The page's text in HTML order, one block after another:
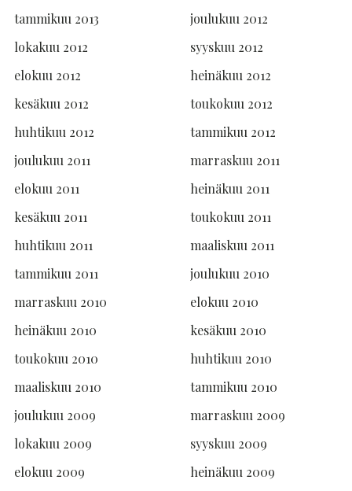
tammikuu 2013
joulukuu 2012
lokakuu 2012
syyskuu 2012
elokuu 2012
heinäkuu 2012
kesäkuu 2012
toukokuu 2012
huhtikuu 2012
tammikuu 2012
joulukuu 2011
marraskuu 2011
elokuu 2011
heinäkuu 2011
kesäkuu 2011
toukokuu 2011
huhtikuu 2011
maaliskuu 2011
tammikuu 2011
joulukuu 2010
marraskuu 2010
elokuu 2010
heinäkuu 2010
kesäkuu 2010
toukokuu 2010
huhtikuu 2010
maaliskuu 2010
tammikuu 2010
joulukuu 2009
marraskuu 2009
lokakuu 2009
syyskuu 2009
elokuu 2009
heinäkuu 2009